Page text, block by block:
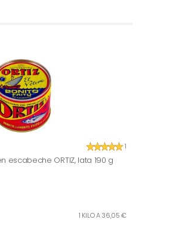
1
escabeche ORTIZ, lata 190 g
1 KILO A 36,05 €